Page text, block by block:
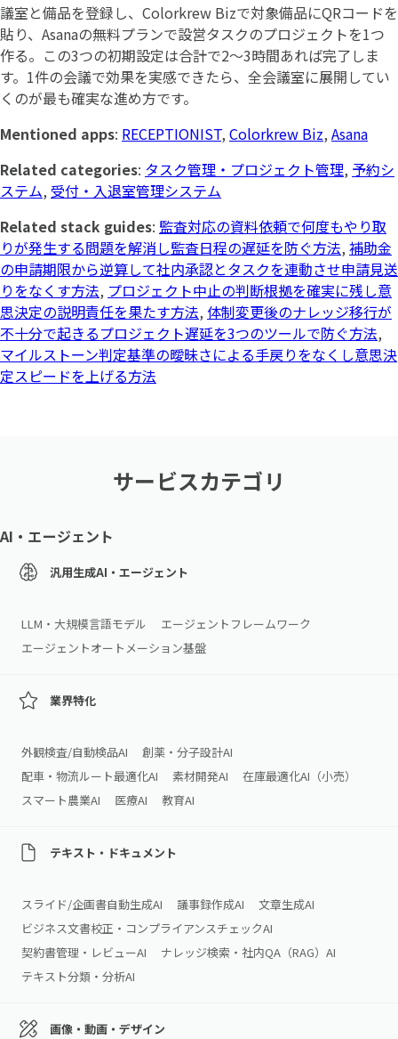
議室と備品を登録し、Colorkrew Bizで対象備品にQRコードを
貼り、Asanaの無料プランで設営タスクのプロジェクトを1つ
作る。この3つの初期設定は合計で2〜3時間あれば完了しま
す。1件の会議で効果を実感できたら、全会議室に展開してい
くのが最も確実な進め方です。
Mentioned apps: RECEPTIONIST, Colorkrew Biz, Asana
Related categories: タスク管理・プロジェクト管理, 予約シ
ステム, 受付・入退室管理システム
Related stack guides: 監査対応の資料依頼で何度もやり取
りが発生する問題を解消し監査日程の遅延を防ぐ方法, 補助金
の申請期限から逆算して社内承認とタスクを連動させ申請見送
りをなくす方法, プロジェクト中止の判断根拠を確実に残し意
思決定の説明責任を果たす方法, 体制変更後のナレッジ移行が
不十分で起きるプロジェクト遅延を3つのツールで防ぐ方法,
マイルストーン判定基準の曖昧さによる手戻りをなくし意思決
定スピードを上げる方法
サービスカテゴリ
AI・エージェント
汎用生成AI・エージェント
LLM・大規模言語モデル
エージェントフレームワーク
エージェントオートメーション基盤
業界特化
外観検査/自動検品AI
創薬・分子設計AI
配車・物流ルート最適化AI
素材開発AI
在庫最適化AI（小売）
スマート農業AI
医療AI 教育AI
テキスト・ドキュメント
スライド/企画書自動生成AI 議事録作成AI
文章生成AI
ビジネス文書校正・コンプライアンスチェックAI
契約書管理・レビューAI
ナレッジ検索・社内QA（RAG）AI
テキスト分類・分析AI
画像・動画・デザイン